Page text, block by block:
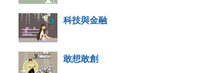
科技與金融
敢想敢創